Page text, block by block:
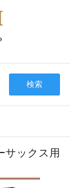
検索
サックス用